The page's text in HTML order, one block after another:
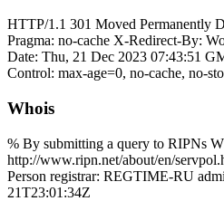
HTTP/1.1 301 Moved Permanently
Pragma: no-cache X-Redirect-By:
Date: Thu, 21 Dec 2023 07:43:51
Control: max-age=0, no-cache, no-
Whois
% By submitting a query to RIPNs
http://www.ripn.net/about/en/
Person registrar: REGTIME-RU
21T23:01:34Z